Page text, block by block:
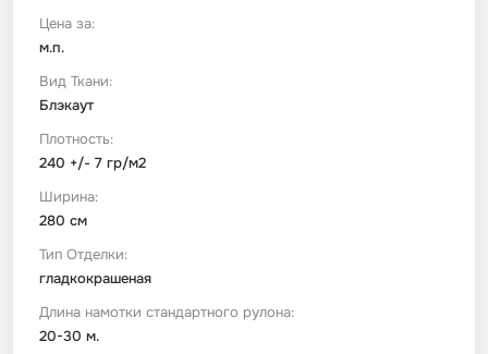
Цена за:
м.п.
Вид Ткани:
Блэкаут
Плотность:
240 +/- 7 гр/м2
Ширина:
280 см
Тип Отделки:
гладкокрашеная
Длина намотки стандартного рулона:
20-30 м.